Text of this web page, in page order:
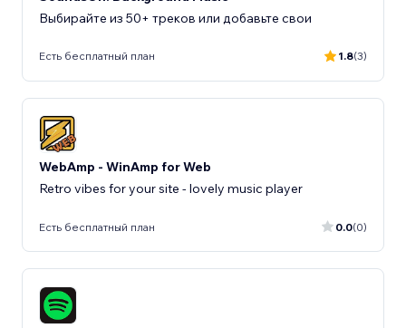
Выбирайте из 50+ треков или добавьте свои
Есть бесплатный план 1.8(3)
WebAmp - WinAmp for Web
Retro vibes for your site - lovely music player
Есть бесплатный план 0.0(0)